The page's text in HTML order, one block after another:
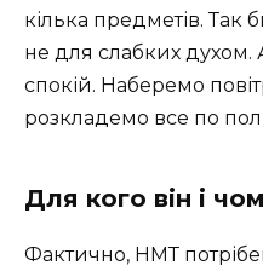
кілька предметів.
не для слабких духом.
спокій. Наберемо
розкладемо все по
Для кого він і
Фактично, НМТ